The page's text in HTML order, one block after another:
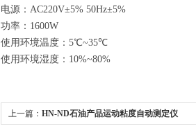
电源：AC220V±5% 50Hz±5%
功率：1600W
使用环境温度：5℃~35℃
使用环境湿度：10%~80%
上一篇： HN-ND石油产品运动粘度自动测定仪